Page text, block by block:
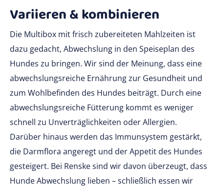
Variieren & kombinieren
Die Multibox mit frisch zubereiteten Mahlzeiten ist
dazu gedacht, Abwechslung in den Speiseplan des
Hundes zu bringen. Wir sind der Meinung, dass eine
abwechslungsreiche Ernährung zur Gesundheit und
zum Wohlbefinden des Hundes beiträgt. Durch eine
abwechslungsreiche Fütterung kommt es weniger
schnell zu Unverträglichkeiten oder Allergien.
Darüber hinaus werden das Immunsystem gestärkt,
die Darmflora angeregt und der Appetit des Hundes
gesteigert. Bei Renske sind wir davon überzeugt, dass
Hunde Abwechslung lieben – schließlich essen wir